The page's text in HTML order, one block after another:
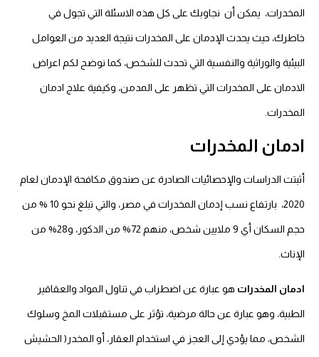
المخدرات، يمكن أن نجاوبك على كل هذه الاسئلة التي تجول في
خاطرك، حيث يحدث الإدمان على المخدرات نتيجة العديد من العوامل
البيئية والوراثية والنفسية التي تحدث للشخص، كما نوضح لكم اعراض
الادمان على المخدرات التي تظهر على المدمن، وكيفية علاج ادمان
المخدرات.
ادمان المخدرات
أثبتت الدراسات والإحصائيات الصادرة عن صندوق مكافحة الإدمان لعام
2020، بارتفاع نسب إدمان المخدرات في مصر، والتي تبلغ نحو 10 % من
حجم السكان أي 9 ملايين شخص، منهم 72% من الذكور، و28% من
الإناث.
ادمان المخدراتهو عبارة عن اضطراب في تناول المواد والعقاقير
الطبية، وهو عبارة عن حالة مرضية، تؤثر على مستقبلات المخ وسلوك
الشخص، مما يؤدي إلى العجز في استخدام العقار، أو المخدر( الحشيش